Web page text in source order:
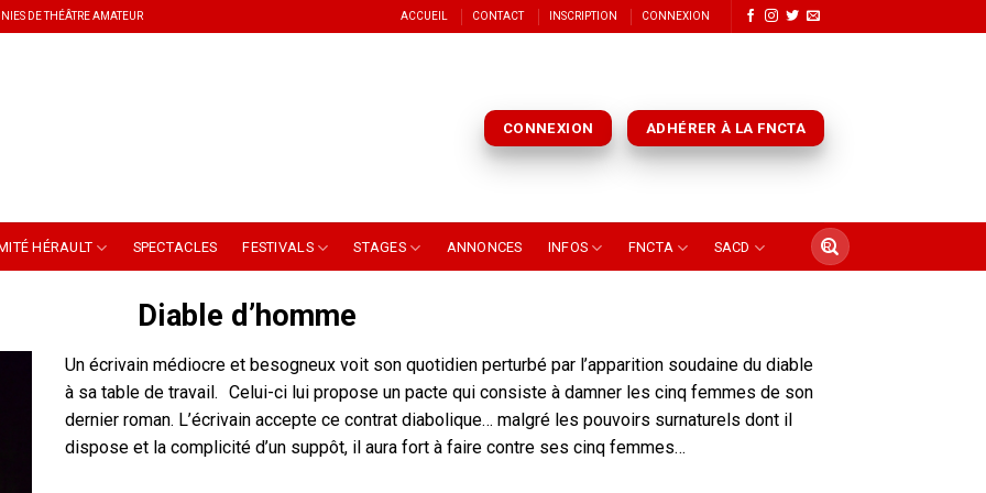
DE THÉÂTRE AMATEUR ACCUEIL CONTACT INSCRIPTION CONNEXION
CONNEXION ADHÉRER À LA FNCTA
HÉRAULT SPECTACLES FESTIVALS STAGES ANNONCES INFOS FNCTA SACD
Diable d’homme
Un écrivain médiocre et besogneux voit son quotidien perturbé par l’apparition soudaine du diable
à sa table de travail. Celui-ci lui propose un pacte qui consiste à damner les cinq femmes de son
dernier roman. L’écrivain accepte ce contrat diabolique… malgré les pouvoirs surnaturels dont il
dispose et la complicité d’un suppôt, il aura fort à faire contre ses cinq femmes…